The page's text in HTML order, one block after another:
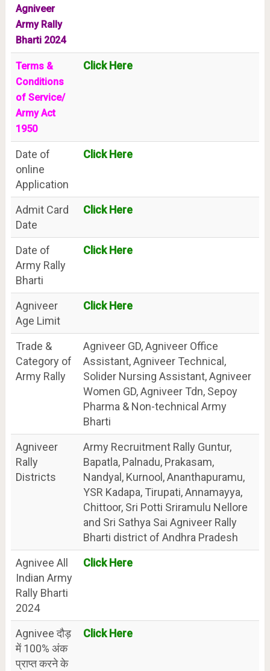
Agniveer
Army Rally
Bharti 2024
Terms &
Conditions
of Service/
Army Act
1950
Click Here
Date of
online
Application
Click Here
Admit Card
Date
Click Here
Date of
Army Rally
Bharti
Click Here
Agniveer
Age Limit
Click Here
Trade &
Category of
Army Rally
Agniveer GD, Agniveer Office
Assistant, Agniveer Technical,
Solider Nursing Assistant, Agniveer
Women GD, Agniveer Tdn, Sepoy
Pharma & Non-technical Army
Bharti
Agniveer
Rally
Districts
Army Recruitment Rally Guntur,
Bapatla, Palnadu, Prakasam,
Nandyal, Kurnool, Ananthapuramu,
YSR Kadapa, Tirupati, Annamayya,
Chittoor, Sri Potti Sriramulu Nellore
and Sri Sathya Sai Agniveer Rally
Bharti district of Andhra Pradesh
Agnivee All
Indian Army
Rally Bharti
2024
Click Here
Agnivee दौड़
में 100% अंक
प्राप्त करने के
Click Here